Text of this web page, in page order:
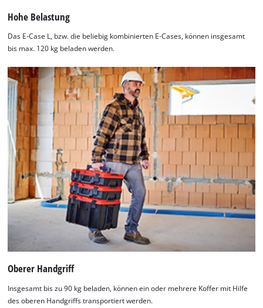
Hohe Belastung
Das E-Case L, bzw. die beliebig kombinierten E-Cases, können insgesamt
bis max. 120 kg beladen werden.
Oberer Handgriff
Insgesamt bis zu 90 kg beladen, können ein oder mehrere Koffer mit Hilfe
des oberen Handgriffs transportiert werden.